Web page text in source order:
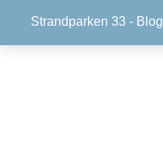
Strandparken 33 - Blog